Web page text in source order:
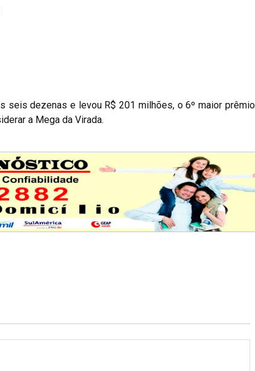
seis dezenas e levou R$ 201 milhões, o 6º maior
a Mega da Virada.